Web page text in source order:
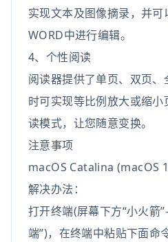
实现文本及图像摘录，并
WORD中进行编辑。
4、个性阅读
阅读器提供了单页、双页
时可实现等比例放大或缩
读模式，让您随意变换。
注意事项
macOS Catalina (macOS
解决办法：
打开终端(屏幕下方“小火
端”)，在终端中粘贴下面命令